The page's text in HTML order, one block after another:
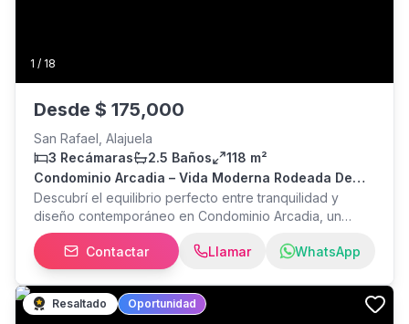
1 / 18
Desde $ 175,000
San Rafael, Alajuela
3 Recámaras
2.5 Baños
118 m²
Condominio Arcadia – Vida Moderna Rodeada De
Naturaleza En Alajuela
Descubrí el equilibrio perfecto entre tranquilidad y
diseño contemporáneo en Condominio Arcadia, un
proyecto residencial en Alajuela que redefine la calidad
de vida. Viví en casas de dos niveles, construidas 100%
en block, con acabados premium como pisos de
porcelanato, sobres de cuarzo y muebles de melamina
en cocina y closets. Modelos funcionales y elegantes,
Contactar Llamar WhatsApp
Resaltado Oportunidad